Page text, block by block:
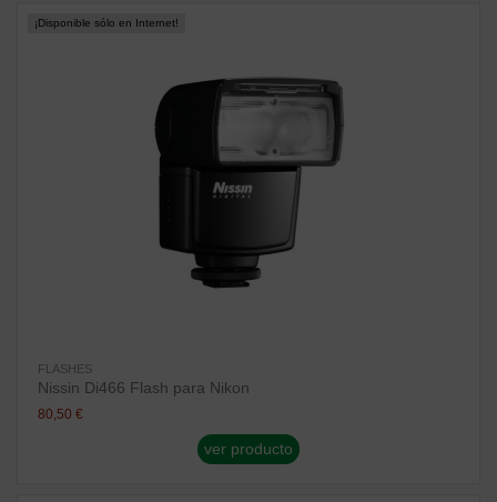
¡Disponible sólo en Internet!
FLASHES
Nissin Di466 Flash para Nikon
80,50 €
ver producto